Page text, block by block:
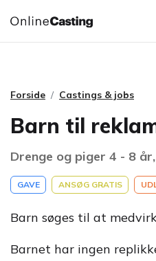
CASTINGS &
Forside Castings & jobs
Barn til
Drenge og piger 4 - 8
GAVE ANSØG GRATIS
Barn søges til at
Barnet har ingen